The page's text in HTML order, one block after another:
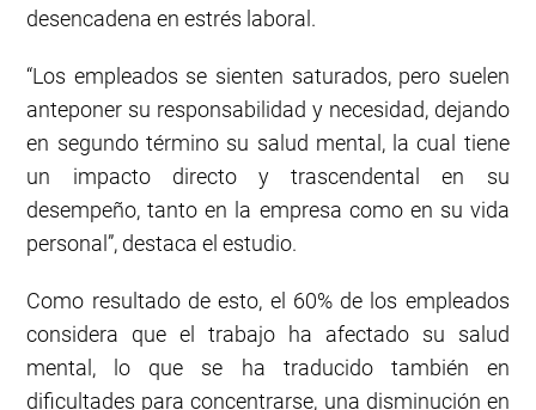
desencadena en estrés laboral.
“Los empleados se sienten saturados, pero suelen
anteponer su responsabilidad y necesidad, dejando
en segundo término su salud mental, la cual tiene
un impacto directo y trascendental en su
desempeño, tanto en la empresa como en su vida
personal”, destaca el estudio.
Como resultado de esto, el 60% de los empleados
considera que el trabajo ha afectado su salud
mental, lo que se ha traducido también en
dificultades para concentrarse, una disminución en